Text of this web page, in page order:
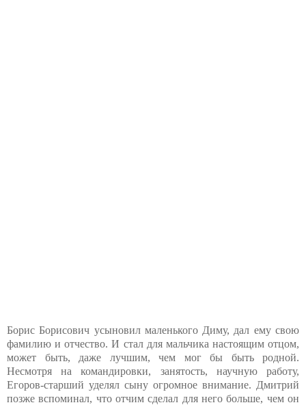
Борис Борисович усыновил маленького Диму, дал ему свою
фамилию и отчество. И стал для мальчика настоящим отцом,
может быть, даже лучшим, чем мог бы быть родной.
Несмотря на командировки, занятость, научную работу,
Егоров-старший уделял сыну огромное внимание. Дмитрий
позже вспоминал, что отчим сделал для него больше, чем он